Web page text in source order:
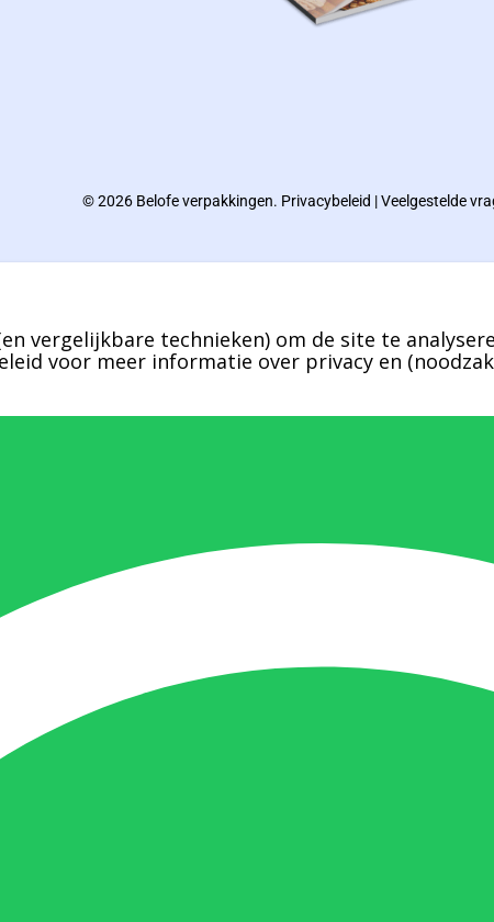
© 2026 Belofe verpakkingen. Privacybeleid |Veelgestelde
vergelijkbare technieken) om de site te
voor meer informatie over privacy en